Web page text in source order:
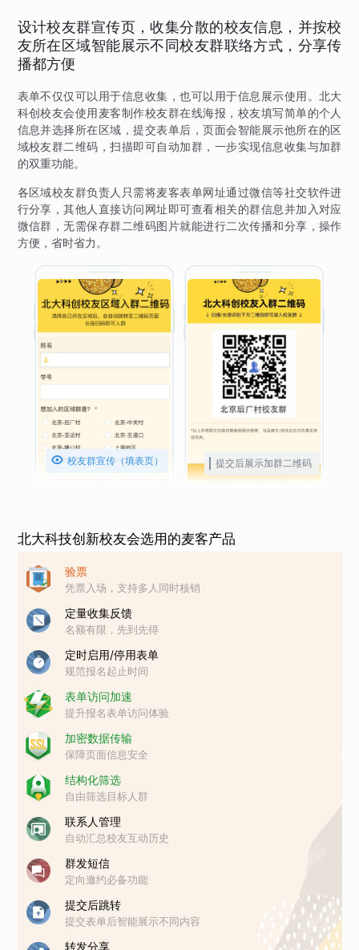
设计校友群宣传页，收集分散的校友信息，并按校
友所在区域智能展示不同校友群联络方式，分享传
播都方便
表单不仅仅可以用于信息收集，也可以用于信息展示使用。北大
科创校友会使用麦客制作校友群在线海报，校友填写简单的个人
信息并选择所在区域，提交表单后，页面会智能展示他所在的区
域校友群二维码，扫描即可自动加群，一步实现信息收集与加群
的双重功能。
各区域校友群负责人只需将麦客表单网址通过微信等社交软件进
行分享，其他人直接访问网址即可查看相关的群信息并加入对应
微信群，无需保存群二维码图片就能进行二次传播和分享，操作
方便，省时省力。
 校友群宣传（填表页） 提交后展示加群二维码
北大科技创新校友会选用的麦客产品
验票
凭票入场，支持多人同时核销
定量收集反馈
名额有限，先到先得
定时启用/停用表单
规范报名起止时间
表单访问加速
提升报名表单访问体验
加密数据传输
保障页面信息安全
结构化筛选
自由筛选目标人群
联系人管理
自动汇总校友互动历史
群发短信
定向邀约必备功能
提交后跳转
提交表单后智能展示不同内容
转发分享